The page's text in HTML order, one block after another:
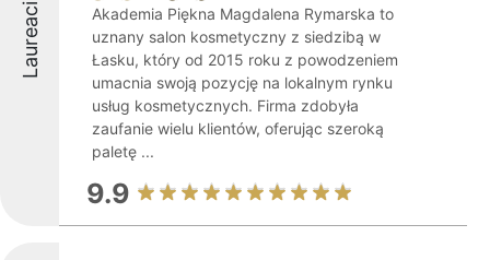
Laureaci
Akademia Piękna Magdalena Rymarska to
uznany salon kosmetyczny z siedzibą w
Łasku, który od 2015 roku z powodzeniem
umacnia swoją pozycję na lokalnym rynku
usług kosmetycznych. Firma zdobyła
zaufanie wielu klientów, oferując szeroką
paletę ...
9.9